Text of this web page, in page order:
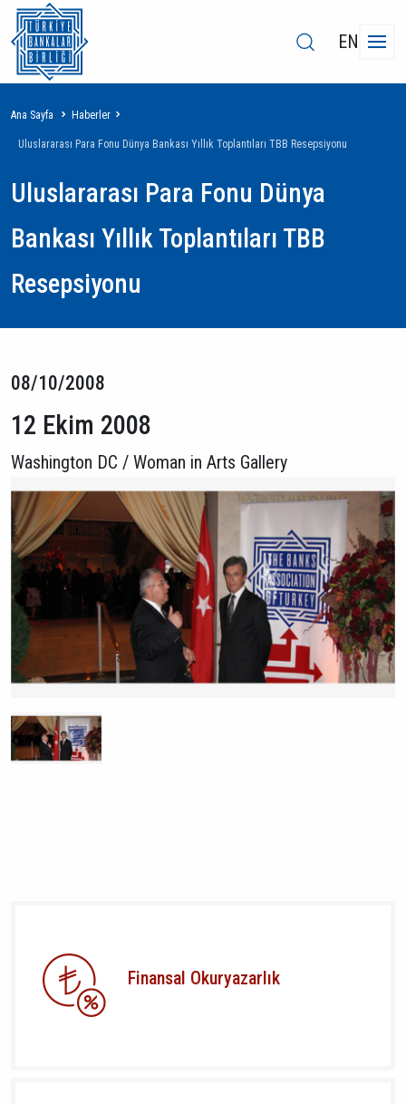
EN
Sayfa
yolu
Ana Sayfa Haberler
Uluslararası Para Fonu Dünya Bankası Yıllık Toplantıları TBB Resepsiyonu
Uluslararası Para Fonu Dünya
Bankası Yıllık Toplantıları TBB
Resepsiyonu
08/10/2008
12 Ekim 2008
Washington DC / Woman in Arts Gallery
Finansal Okuryazarlık